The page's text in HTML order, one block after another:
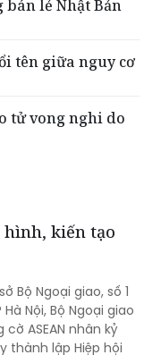
tên giữa nguy cơ
tử vong nghi do
kiến tạo
Bộ Ngoại giao, số 1
ASEAN nhân kỷ
thành lập Hiệp hội
Á (ASEAN) và
gia ASEAN.